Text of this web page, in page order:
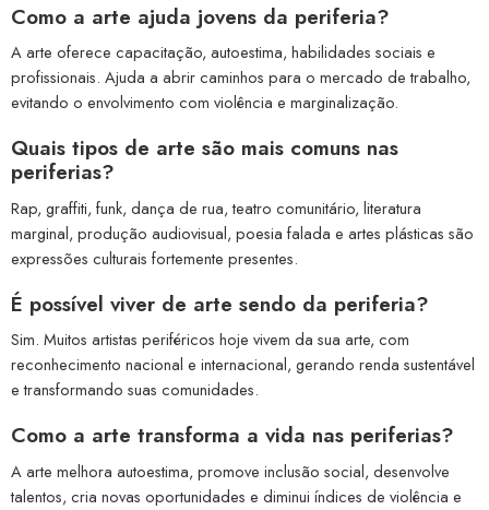
Como a arte ajuda jovens da periferia?
A arte oferece capacitação, autoestima, habilidades sociais e
profissionais. Ajuda a abrir caminhos para o mercado de trabalho,
evitando o envolvimento com violência e marginalização.
Quais tipos de arte são mais comuns nas
periferias?
Rap, graffiti, funk, dança de rua, teatro comunitário, literatura
marginal, produção audiovisual, poesia falada e artes plásticas são
expressões culturais fortemente presentes.
É possível viver de arte sendo da periferia?
Sim. Muitos artistas periféricos hoje vivem da sua arte, com
reconhecimento nacional e internacional, gerando renda sustentável
e transformando suas comunidades.
Como a arte transforma a vida nas periferias?
A arte melhora autoestima, promove inclusão social, desenvolve
talentos, cria novas oportunidades e diminui índices de violência e